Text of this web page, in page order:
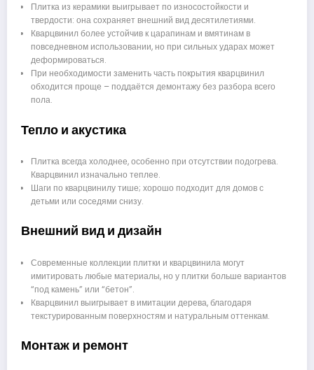
Плитка из керамики выигрывает по износостойкости и
твердости: она сохраняет внешний вид десятилетиями.
Кварцвинил более устойчив к царапинам и вмятинам в
повседневном использовании, но при сильных ударах может
деформироваться.
При необходимости заменить часть покрытия кварцвинил
обходится проще – поддаётся демонтажу без разбора всего
пола.
Тепло и акустика
Плитка всегда холоднее, особенно при отсутствии подогрева.
Кварцвинил изначально теплее.
Шаги по кварцвинилу тише; хорошо подходит для домов с
детьми или соседями снизу.
Внешний вид и дизайн
Современные коллекции плитки и кварцвинила могут
имитировать любые материалы, но у плитки больше вариантов
“под камень” или “бетон”.
Кварцвинил выигрывает в имитации дерева, благодаря
текстурированным поверхностям и натуральным оттенкам.
Монтаж и ремонт